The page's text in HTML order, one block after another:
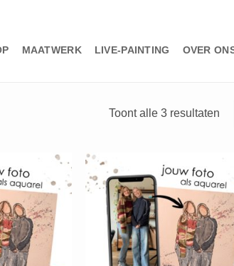
MAATWERK LIVE-PAINTING OVER
Toont alle 3 resultaten